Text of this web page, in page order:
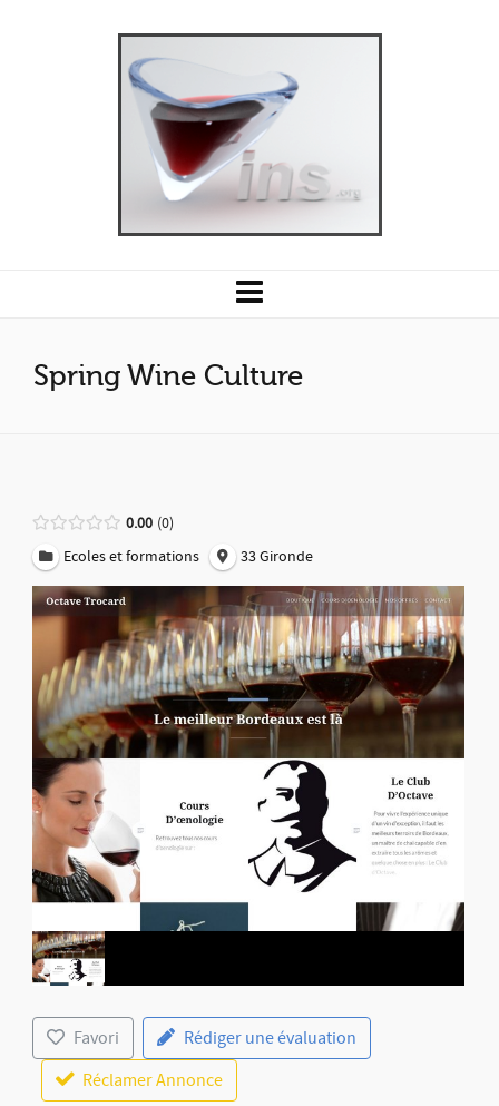
Spring Wine Culture
0.00 0
Ecoles et formations
33 Gironde
Favori
Rédiger une évaluation
Réclamer Annonce